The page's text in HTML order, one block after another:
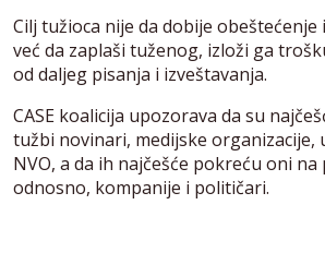
Cilj tužioca nije da dobije obeštećenje
već da zaplaši tuženog, izloži ga
od daljeg pisanja i izveštavanja.
CASE koalicija upozorava da su
tužbi novinari, medijske organizacije,
NVO, a da ih najčešće pokreću oni na
odnosno, kompanije i političari.